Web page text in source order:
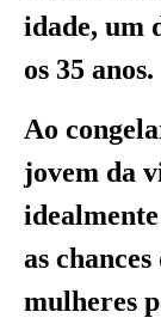
idade, um
os 35 anos.
Ao
jovem da
as chances
mulheres